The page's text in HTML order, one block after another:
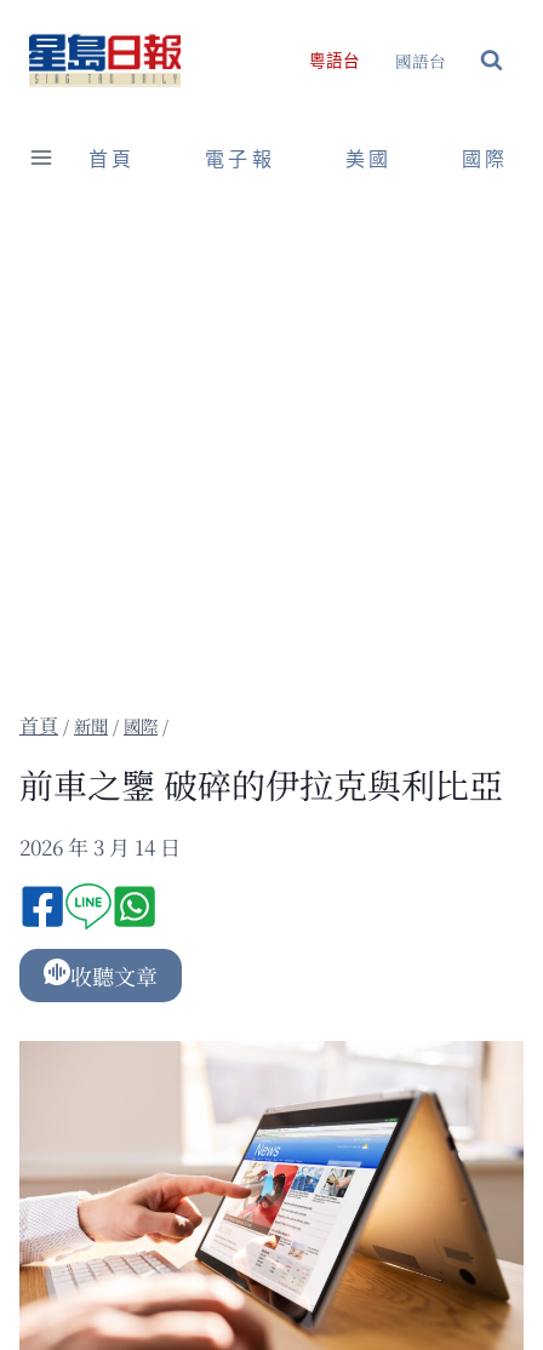
content
粵語台 國語台
首頁 電子報 美國 國際
/新聞 / 國際 /
前車之鑒 破碎的伊拉克與利比亞
2026 年 3 月 14 日
收聽文章